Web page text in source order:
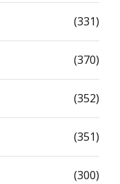
(331)
(370)
(352)
(351)
(300)